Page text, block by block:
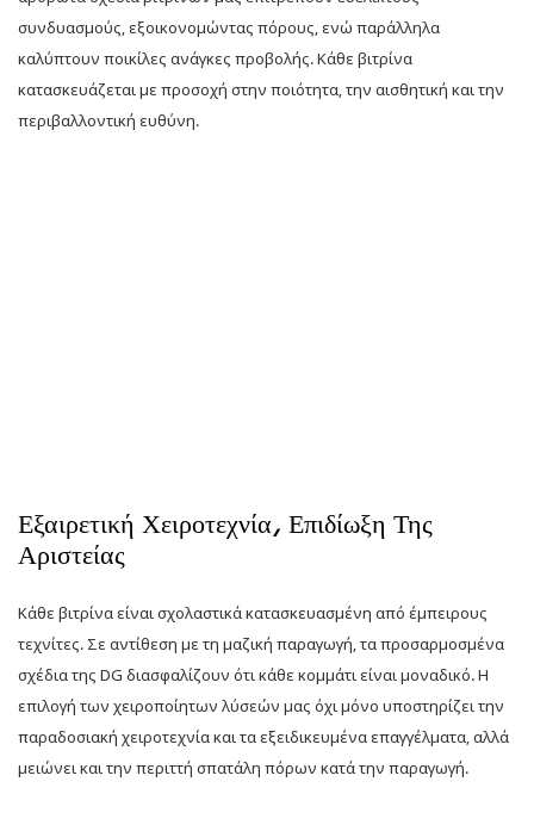
συνδυασμούς, εξοικονομώντας πόρους, ενώ παράλληλα
καλύπτουν ποικίλες ανάγκες προβολής. Κάθε βιτρίνα
κατασκευάζεται με προσοχή στην ποιότητα, την αισθητική και την
περιβαλλοντική ευθύνη.
Εξαιρετική Χειροτεχνία, Επιδίωξη Της
Αριστείας
Κάθε βιτρίνα είναι σχολαστικά κατασκευασμένη από έμπειρους
τεχνίτες. Σε αντίθεση με τη μαζική παραγωγή, τα προσαρμοσμένα
σχέδια της DG διασφαλίζουν ότι κάθε κομμάτι είναι μοναδικό. Η
επιλογή των χειροποίητων λύσεών μας όχι μόνο υποστηρίζει την
παραδοσιακή χειροτεχνία και τα εξειδικευμένα επαγγέλματα, αλλά
μειώνει και την περιττή σπατάλη πόρων κατά την παραγωγή.